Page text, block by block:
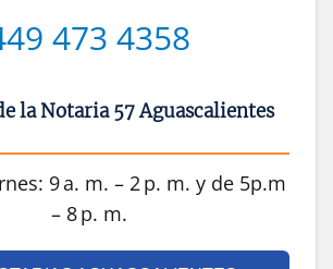
473 4358
la Notaria 57 Aguascalientes
9 a. m. – 2 p. m. y de 5p.m
– 8 p. m.